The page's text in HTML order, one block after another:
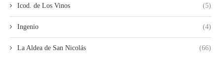
Icod. de Los Vinos (5)
Ingenio (4)
La Aldea de San Nicolás (66)